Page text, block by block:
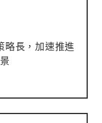
長，加速推進